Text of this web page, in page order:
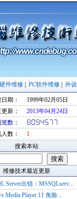
件维修 PC软件维修 外
期：
1999年02月05日
新：
2013年04月24日
数：
数：
1
搜索本站
维修技术最近更新
Server出错：MSSQLserv...
Media Player 11 免验...